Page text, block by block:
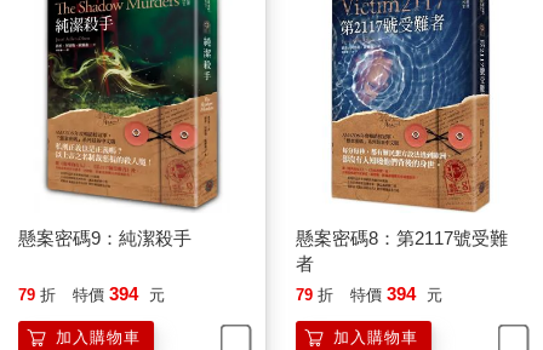
懸案密碼9：純潔殺手
79 折 特價 394 元
加入購物車
懸案密碼8：第2117號受難
者
79 折 特價 394 元
加入購物車